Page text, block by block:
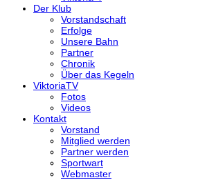
Der Klub
Vorstandschaft
Erfolge
Unsere Bahn
Partner
Chronik
Über das Kegeln
ViktoriaTV
Fotos
Videos
Kontakt
Vorstand
Mitglied werden
Partner werden
Sportwart
Webmaster